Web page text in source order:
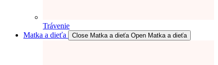
Trávenie
Matka a dieťa
Close Matka a dieťa Open Matka a dieťa